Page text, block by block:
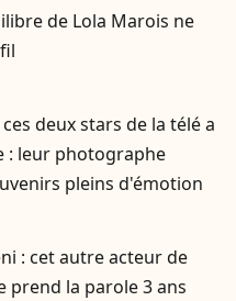
de Lola Marois ne
deux stars de la télé a
: leur photographe
pleins d'émotion
: cet autre acteur de
prend la parole 3 ans